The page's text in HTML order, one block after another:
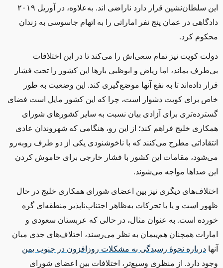
این سلطان‌نشین قرار دارد ناراضی‌ اند. به‌علاوه، در آوریل ۲۰۱۹
دادگاهی در عمان پنج نفر اماراتی را به اتهام جاسوسی به زندان
محکوم کرد.
دولت کویت نیز تمام سعی‌اش را می‌کند تا در این اختلافات
بی‌طرف بماند، اما ریاض و ابوظبی بارها این کشور را تحت فشار
قرار داده‌اند تا به نفع آنها موضع‌گیری کند. این وضعیت به طور
خاص برای کویت دشوار است، چرا که این کشور مایل است فضای
گسترده‌تری برای آزادی بیان نسبت به سایر کشورهای شورای
همکاری خلیج فراهم کند؛ از این رو، هنگامی که شهروندان عادی
انتقاداتی مطرح می‌کنند که با ناخوشنودی یکی از دو طرف روبه‌رو
می‌شود، مقامات این کشور با فشار خارجی برای خاموش کردن
این صداها مواجه می‌شوند.
اختلاف‌های دیگری نیز بین اعضای شورای همکاری خلیج در حال
ظهور است و یا با تحرکات به‌ظاهر اجتناب‌ناپذیر منطقه‌ای گره
خورده است. به عنوان مثال، در حالی که عربستان سعودی و
امارات همچنان هم‌پیمان به نظر می‌رسند، اختلاف‌های جدی میان
آنها درباره نحوۀ رسیدگی به مشکلات روزافزون در جنوب یمن
وجود دارد. از منظری وسیع‌تر، اختلافات بین اعضای شورای